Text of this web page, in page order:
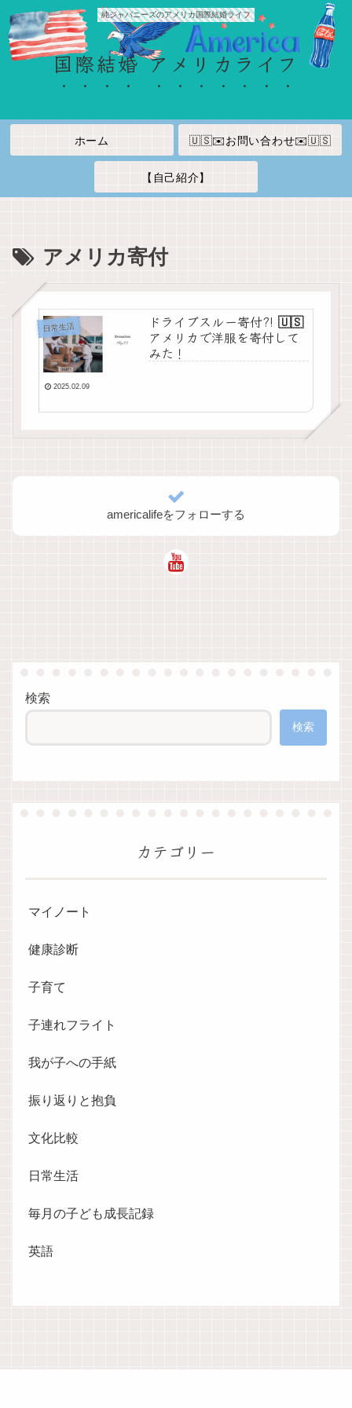
純ジャパニーズのアメリカ国際結婚ライフ
国際結婚 アメリカライフ
ホーム 🇺🇸✉️お問い合わせ✉️🇺🇸
【自己紹介】
アメリカ寄付
日常生活
ドライブスルー寄付?! 🇺🇸
アメリカで洋服を寄付して
みた！
2025.02.09
americalifeをフォローする
検索
検索
カテゴリー
マイノート
健康診断
子育て
子連れフライト
我が子への手紙
振り返りと抱負
文化比較
日常生活
毎月の子ども成長記録
英語